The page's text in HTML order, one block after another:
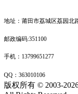
地址：莆田市荔城区荔园北
邮政编码:351100
手机：13799651277
QQ： 363010106
版权所有 © 2003-